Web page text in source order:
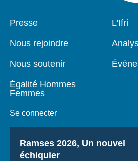
Pied
Presse
Nous rejoindre
Nous soutenir
Égalité Hommes
Femmes
Se connecter
L'Ifri
Titre
Ramses 2026, Un nouvel
échiquier